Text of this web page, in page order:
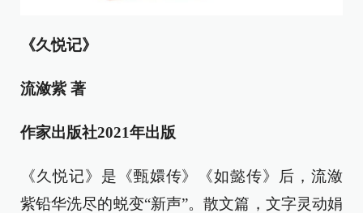
《久悦记》
流潋紫 著
作家出版社2021年出版
《久悦记》是《甄嬛传》《如懿传》后，流潋
紫铅华洗尽的蜕变“新声”。散文篇，文字灵动娟